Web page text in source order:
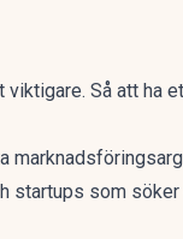
viktigare. Så att ha
startups som söker